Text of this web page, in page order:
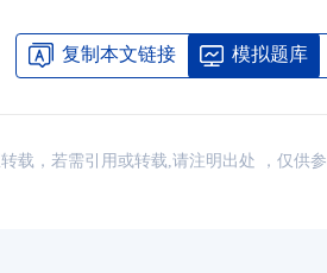
复制本文链接 模拟题库
载，若需引用或转载,请注明出处 ，仅供
考CMA一共需要缴纳哪